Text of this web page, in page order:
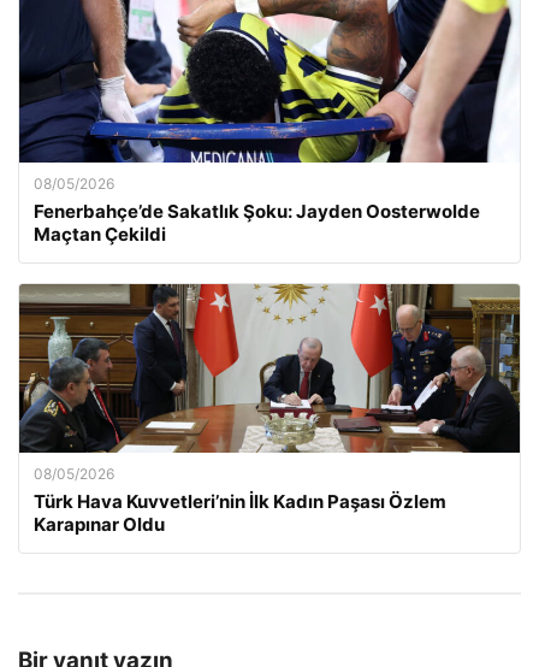
08/05/2026
Fenerbahçe’de Sakatlık Şoku: Jayden Oosterwolde
Maçtan Çekildi
08/05/2026
Türk Hava Kuvvetleri’nin İlk Kadın Paşası Özlem
Karapınar Oldu
Bir yanıt yazın